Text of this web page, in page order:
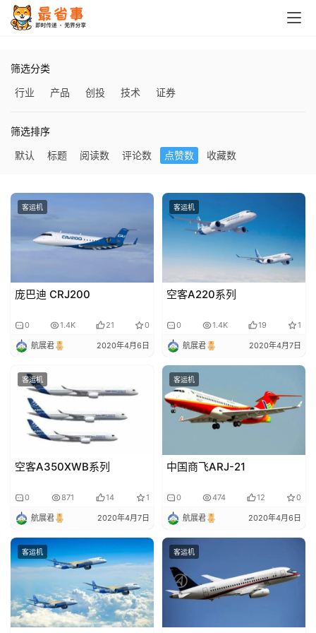
首
页
栏
目
讯
子
博
主
访
客
摊
客
户
端
注册
筛选分类
行业
产品 创投 技术 证券
筛选排序
默认
标题 阅读数 评论数 点赞数 收藏数
客运机
庞巴迪 CRJ200
0 1.4K 21 0
航展君 2020年4月6日
客运机
空客A220系列
0 1.4K 19 1
航展君 2020年4月7日
客运机
空客A350XWB系列
0 871 14 1
航展君 2020年4月7日
客运机
中国商飞ARJ-21
0 474 12 0
航展君 2020年4月6日
客运机 客运机